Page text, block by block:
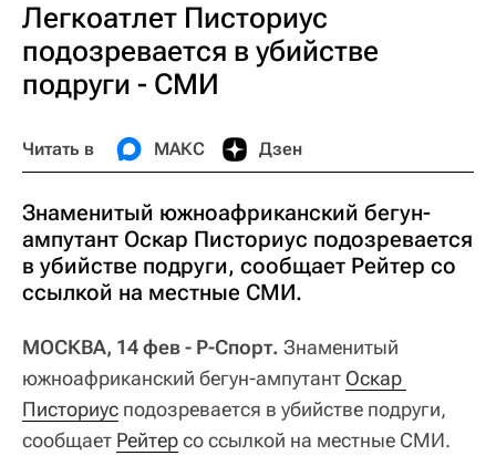
Легкоатлет Писториус
подозревается в убийстве
подруги - СМИ
Читать в МАКС Дзен
Знаменитый южноафриканский бегун-
ампутант Оскар Писториус подозревается
в убийстве подруги, сообщает Рейтер со
ссылкой на местные СМИ.
МОСКВА, 14 фев - Р-Спорт. Знаменитый
южноафриканский бегун-ампутант Оскар
Писториус подозревается в убийстве подруги,
сообщает Рейтерсо ссылкой на местные СМИ.